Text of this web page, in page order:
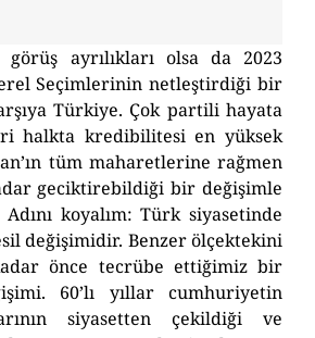
görüş ayrılıkları olsa da 2023
Seçimlerinin netleştirdiği bir
Türkiye. Çok partili hayata
halkta kredibilitesi en yüksek
tüm maharetlerine rağmen
geciktirebildiği bir değişimle
Adını koyalım: Türk siyasetinde
değişimidir. Benzer ölçektekini
önce tecrübe ettiğimiz bir
60’lı yıllar cumhuriyetin
siyasetten çekildiği ve